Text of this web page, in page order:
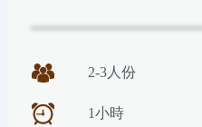
2-3人份
1小時